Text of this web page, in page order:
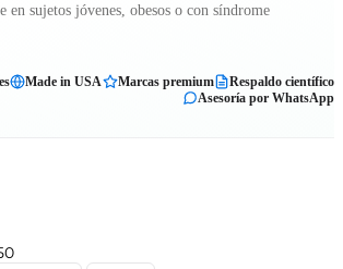
en sujetos jóvenes, obesos o con síndrome
Made in USA Marcas premium
Respaldo científico
Asesoría por WhatsApp